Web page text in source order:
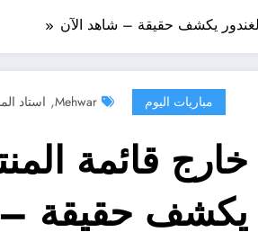
يكشف حقيقة – شاهد الآن
مباريات اليوم Mehwar
, استاد
خارج قائمة
يكشف حقيقة –